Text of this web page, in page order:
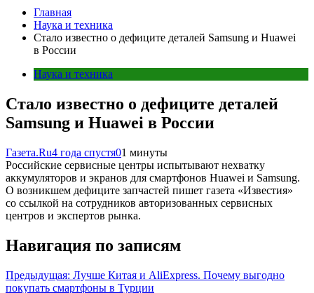
Главная
Наука и техника
Стало известно о дефиците деталей Samsung и Huawei
в России
Наука и техника
Стало известно о дефиците деталей
Samsung и Huawei в России
Газета.Ru4 года спустя01 минуты
Российские сервисные центры испытывают нехватку
аккумуляторов и экранов для смартфонов Huawei и Samsung.
О возникшем дефиците запчастей пишет газета «Известия»
со ссылкой на сотрудников авторизованных сервисных
центров и экспертов рынка.
Навигация по записям
Предыдущая: Лучше Китая и AliExpress. Почему выгодно
покупать смартфоны в Турции